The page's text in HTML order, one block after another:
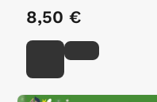
8,50 €